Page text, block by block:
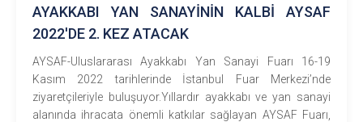
AYAKKABI YAN SANAYİNİN KALBİ AYSAF
2022'DE 2. KEZ ATACAK
AYSAF-Uluslararası Ayakkabı Yan Sanayi Fuarı 16-19
Kasım 2022 tarihlerinde İstanbul Fuar Merkezi’nde
ziyaretçileriyle buluşuyor.Yıllardır ayakkabı ve yan sanayi
alanında ihracata önemli katkılar sağlayan AYSAF Fuarı,